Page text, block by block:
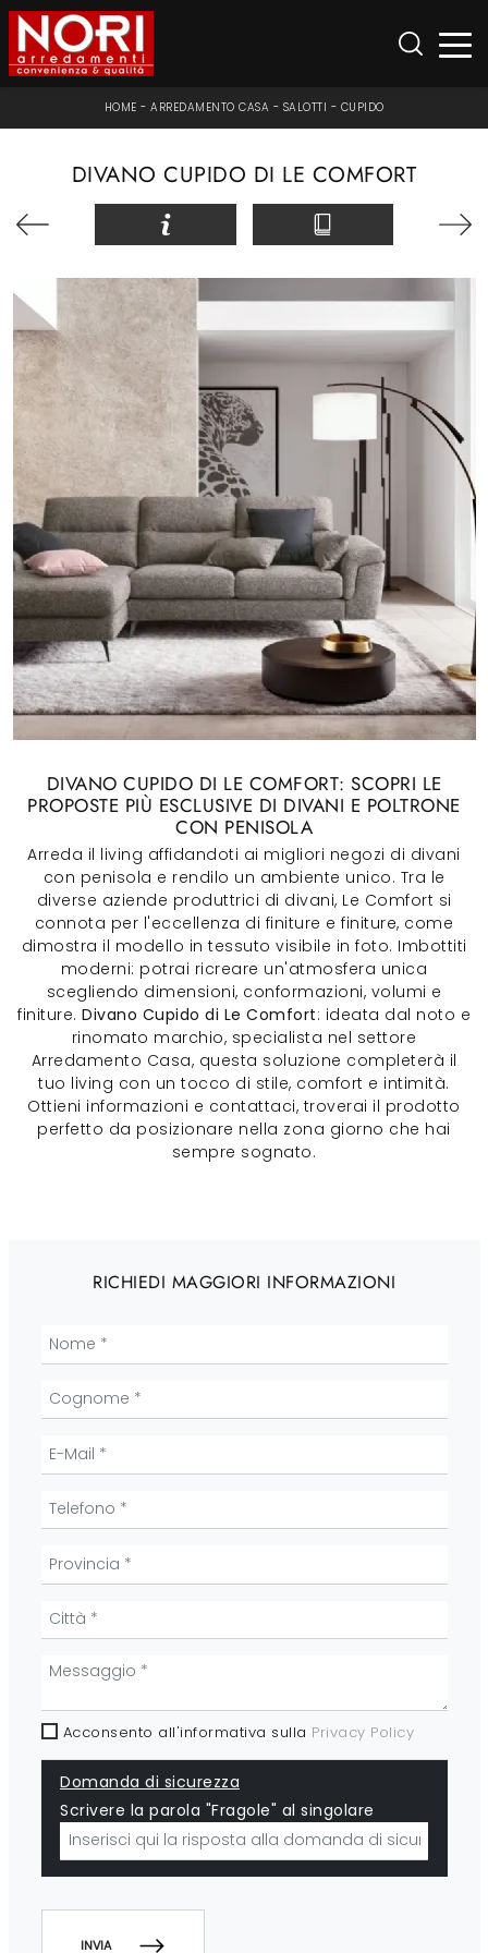
HOME - ARREDAMENTO CASA - SALOTTI - CUPIDO
DIVANO CUPIDO DI LE COMFORT
DIVANO CUPIDO DI LE COMFORT: SCOPRI LE
PROPOSTE PIÙ ESCLUSIVE DI DIVANI E POLTRONE
CON PENISOLA
Arreda il living affidandoti ai migliori negozi di divani
con penisola e rendilo un ambiente unico. Tra le
diverse aziende produttrici di divani, Le Comfort si
connota per l'eccellenza di finiture e finiture, come
dimostra il modello in tessuto visibile in foto. Imbottiti
moderni: potrai ricreare un'atmosfera unica
scegliendo dimensioni, conformazioni, volumi e
finiture. Divano Cupido di Le Comfort: ideata dal noto e
rinomato marchio, specialista nel settore
Arredamento Casa, questa soluzione completerà il
tuo living con un tocco di stile, comfort e intimità.
Ottieni informazioni e contattaci, troverai il prodotto
perfetto da posizionare nella zona giorno che hai
sempre sognato.
RICHIEDI MAGGIORI INFORMAZIONI
Acconsento all'informativa sulla Privacy Policy
Domanda di sicurezza
Scrivere la parola "Fragole" al singolare
INVIA